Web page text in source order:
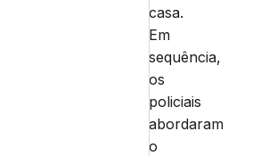
casa.
Em
sequência,
os
policiais
abordaram
o